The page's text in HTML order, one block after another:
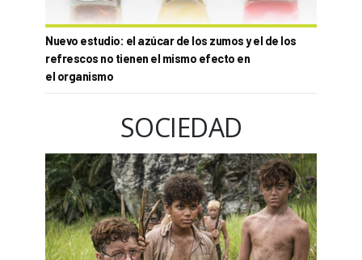
Nuevo estudio: el azúcar de los zumos y el de los
refrescos no tienen el mismo efecto en
el organismo
SOCIEDAD